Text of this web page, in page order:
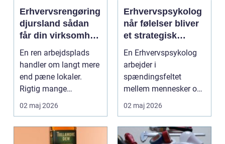
Erhvervsrengøring
djursland sådan
får din virksomhed
mest muligt ud af
rengøringen
En ren arbejdsplads
handler om langt mere
end pæne lokaler.
Rigtig mange
virksomheder på
Djursland o...
02 maj 2026
Erhvervspsykolog
når følelser bliver
et strategisk
værktøj i
arbejdslivet
En Erhvervspsykolog
arbejder i
spændingsfeltet
mellem mennesker og
forretning. Fokus er
ikke kun på ...
02 maj 2026